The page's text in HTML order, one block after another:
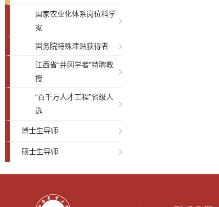
国家农业化体系岗位科学
家
国务院特殊津贴获得者
江西省“井冈学者”特聘教
授
“百千万人才工程”省级人
选
博士生导师
硕士生导师